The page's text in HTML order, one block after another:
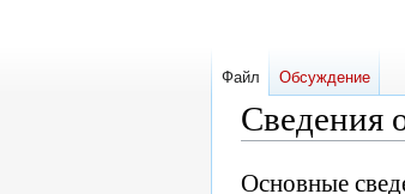
Сведения
Перейти
Перейти
Основные
Файл Обсуждение